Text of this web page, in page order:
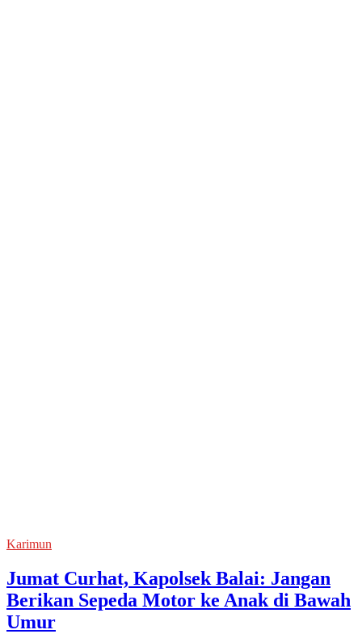
Karimun
Jumat Curhat, Kapolsek Balai: Jangan
Berikan Sepeda Motor ke Anak di Bawah
Umur